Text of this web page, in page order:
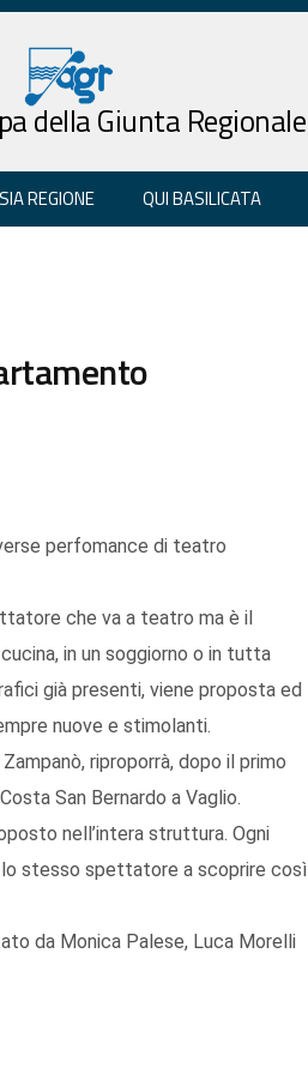
della Giunta Regionale
REGIONE QUI BASILICATA
perfomance di teatro
che va a teatro ma è il
in un soggiorno o in tutta
già presenti, viene proposta ed
nuove e stimolanti.
riproporrà, dopo il primo
San Bernardo a Vaglio.
nell’intera struttura. Ogni
stesso spettatore a scoprire così
da Monica Palese, Luca Morelli